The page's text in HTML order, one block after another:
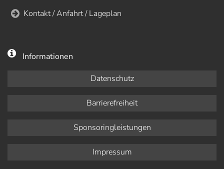
Kontakt / Anfahrt / Lageplan
Informationen
Datenschutz
Barrierefreiheit
Sponsoringleistungen
Impressum